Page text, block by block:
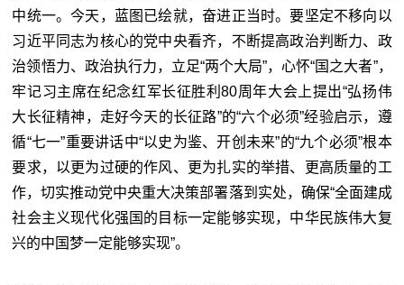
中统一。今天，蓝图已绘就，奋进正当时。要坚定不移向以
习近平同志为核心的党中央看齐，不断提高政治判断力、政
治领悟力、政治执行力，立足“两个大局”，心怀“国之大者”，
牢记习主席在纪念红军长征胜利80周年大会上提出“弘扬伟
大长征精神，走好今天的长征路”的“六个必须”经验启示，遵
循“七一”重要讲话中“以史为鉴、开创未来”的“九个必须”根本
要求，以更为过硬的作风、更为扎实的举措、更高质量的工
作，切实推动党中央重大决策部署落到实处，确保“全面建成
社会主义现代化强国的目标一定能够实现，中华民族伟大复
兴的中国梦一定能够实现”。